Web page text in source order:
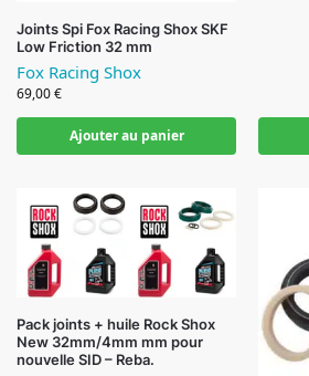
Joints Spi Fox Racing Shox SKF
Low Friction 32 mm
Fox Racing Shox
69,00€
Ajouter au panier
Pack joints + huile Rock Shox
New 32mm/4mm mm pour
nouvelle SID – Reba.